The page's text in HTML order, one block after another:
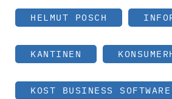
HELMUT POSCH
KANTINEN
KOST BUSINESS SOFTWARE